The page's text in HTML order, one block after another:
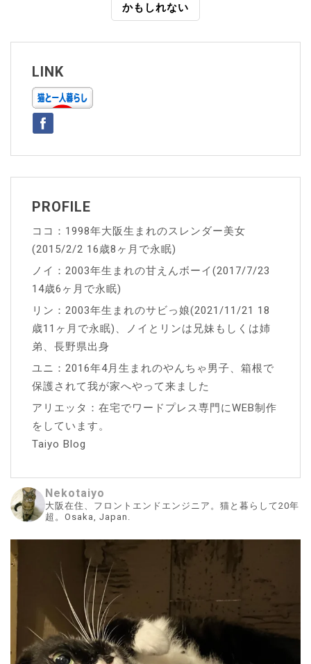
ビ
ゲ
ー
シ
ョ
ン
かもしれない
LINK
PROFILE
ココ：1998年大阪生まれのスレンダー美女
(2015/2/2 16歳8ヶ月で永眠)
ノイ：2003年生まれの甘えんボーイ(2017/7/23
14歳6ヶ月で永眠)
リン：2003年生まれのサビっ娘(2021/11/21 18
歳11ヶ月で永眠)、ノイとリンは兄妹もしくは姉
弟、長野県出身
ユニ：2016年4月生まれのやんちゃ男子、箱根で
保護されて我が家へやって来ました
アリエッタ：在宅でワードプレス専門にWEB制作
をしています。
Taiyo Blog
Nekotaiyo
大阪在住、フロントエンドエンジニア。猫と暮らして20年
超。Osaka, Japan.